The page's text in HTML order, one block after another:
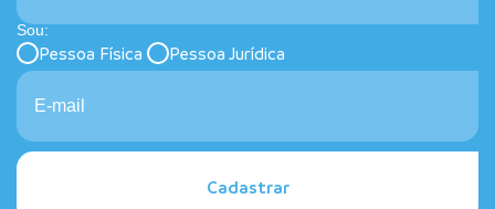
Sou:
Pessoa Física Pessoa Jurídica
Cadastrar